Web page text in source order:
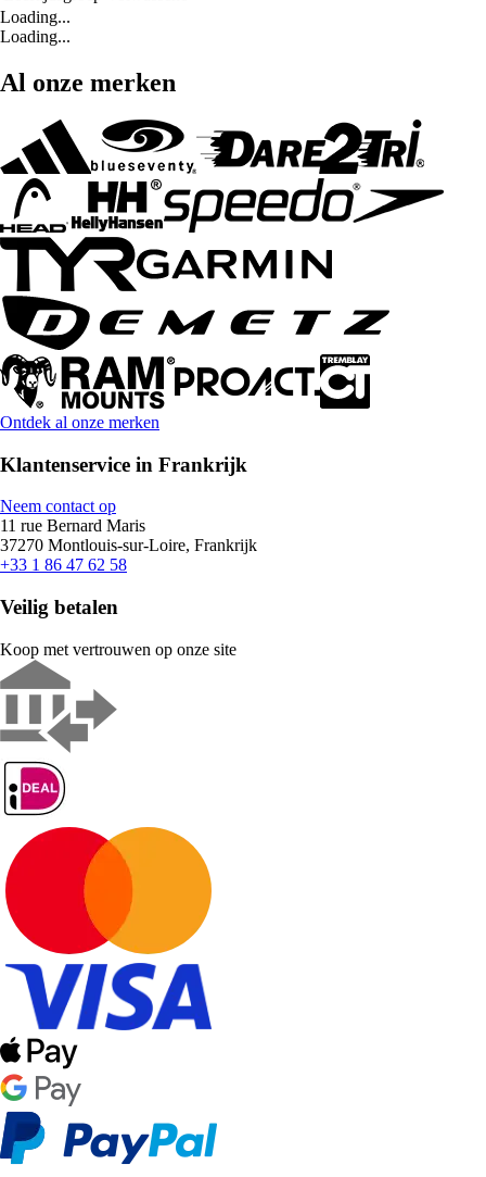
Loading...
Loading...
Al onze merken
Ontdek al onze merken
Klantenservice in Frankrijk
Neem contact op
11 rue Bernard Maris
37270 Montlouis-sur-Loire, Frankrijk
+33 1 86 47 62 58
Veilig betalen
Koop met vertrouwen op onze site